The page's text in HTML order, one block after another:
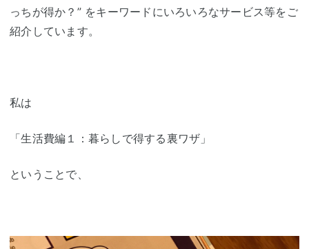
っちが得か？” をキーワードにいろいろなサービス等をご
紹介しています。
私は
「生活費編１：暮らしで得する裏ワザ」
ということで、